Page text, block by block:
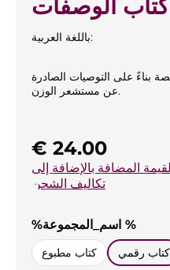
كتاب الوصفات
باللغة العربية:
مخصصة بناءً على التوصيات الصادرة
عن مستشعر الوزن.
السعر العادي:
€ 24.00
المضافة بالإضافة إلى
تكاليف الشحن
حدد %اسم_المجموعة %
كتاب مطبوع كتاب رقمي